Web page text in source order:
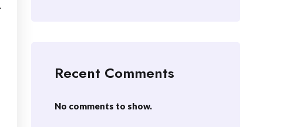
Recent Comments
No comments to show.